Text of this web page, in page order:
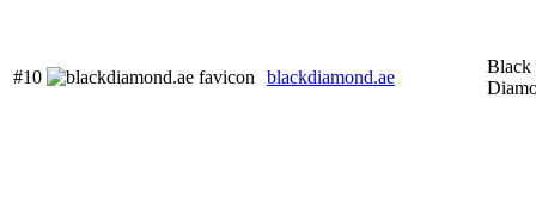
#10 blackdiamond.ae
Black